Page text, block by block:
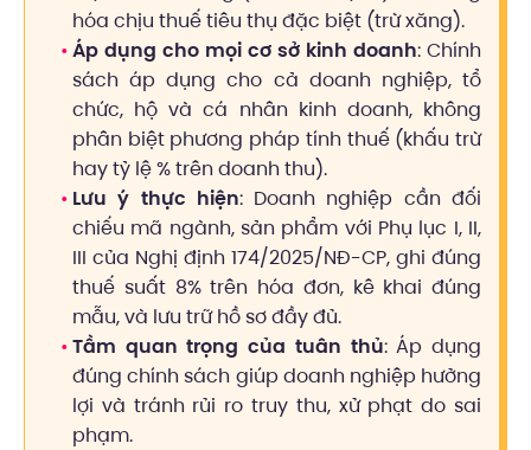
hóa chịu thuế tiêu thụ đặc biệt (trừ xăng).
Áp dụng cho mọi cơ sở kinh doanh: Chính
sách áp dụng cho cả doanh nghiệp, tổ
chức, hộ và cá nhân kinh doanh, không
phân biệt phương pháp tính thuế (khấu trừ
hay tỷ lệ % trên doanh thu).
Lưu ý thực hiện: Doanh nghiệp cần đối
chiếu mã ngành, sản phẩm với Phụ lục I, II,
III của Nghị định 174/2025/NĐ-CP, ghi đúng
thuế suất 8% trên hóa đơn, kê khai đúng
mẫu, và lưu trữ hồ sơ đầy đủ.
Tầm quan trọng của tuân thủ: Áp dụng
đúng chính sách giúp doanh nghiệp hưởng
lợi và tránh rủi ro truy thu, xử phạt do sai
phạm.